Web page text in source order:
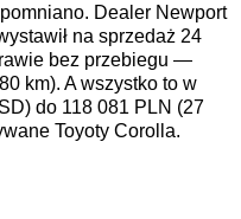
Dealer Newport
na sprzedaż 24
bez przebiegu —
km). A wszystko to w
do 118 081 PLN (27
Toyoty Corolla.